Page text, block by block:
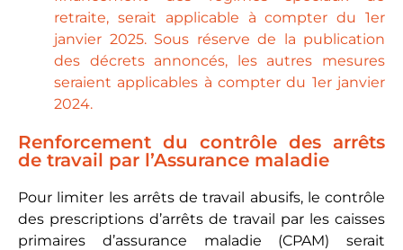
retraite, serait applicable à compter du 1er
janvier 2025. Sous réserve de la publication
des décrets annoncés, les autres mesures
seraient applicables à compter du 1er janvier
2024.
Renforcement du contrôle des arrêts
de travail par l’Assurance maladie
Pour limiter les arrêts de travail abusifs, le contrôle
des prescriptions d’arrêts de travail par les caisses
primaires d’assurance maladie (CPAM) serait